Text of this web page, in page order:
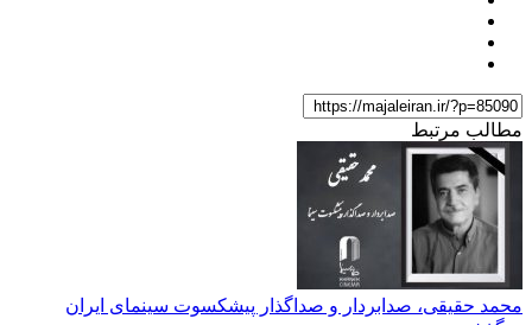
مطالب مرتبط
محمد حقیقی، صدابردار و صداگذار پیشکسوت سینمای ایران